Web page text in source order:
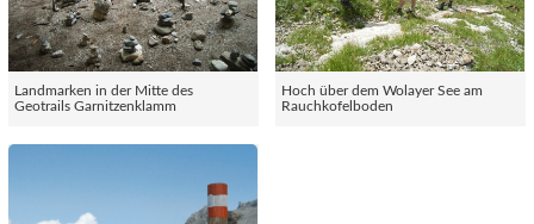
Landmarken in der Mitte des
Geotrails Garnitzenklamm
Hoch über dem Wolayer See am
Rauchkofelboden